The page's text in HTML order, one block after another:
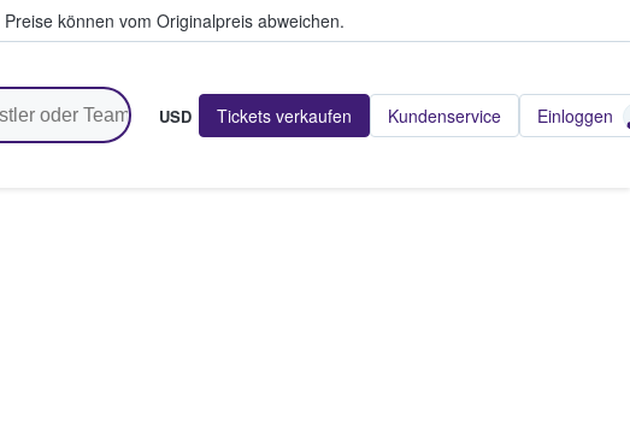
Preise können vom Originalpreis abweichen.
USD Tickets verkaufen Kundenservice Einloggen